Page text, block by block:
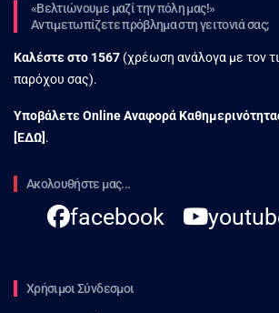
«Βελτιώνουμε μαζί την πόλη μας!»
Αντιμετωπίζετε πρόβλημα στη γειτονιά σας;
Καλέστε στο 1567 (χρέωση ανάλογα με τον
παρόχου σας).
Υποβάλετε Online Αναφορά
[ΕΔΩ] .
Ακολουθήστε μας...
facebook
Χρήσιμοι Σύνδεσμοι